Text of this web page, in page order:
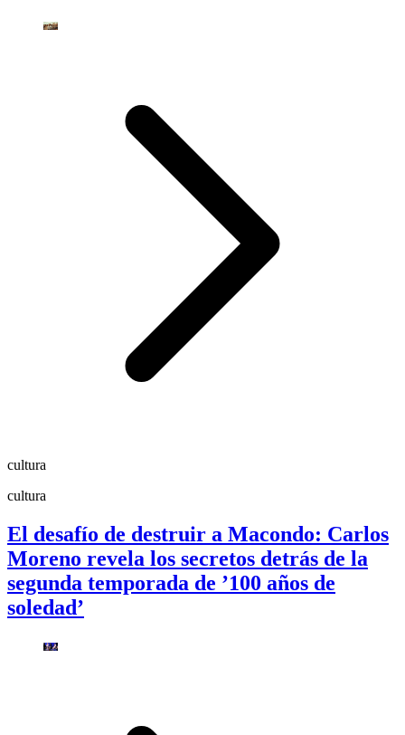
cultura
cultura
El desafío de destruir a Macondo: Carlos
Moreno revela los secretos detrás de la
segunda temporada de ’100 años de
soledad’